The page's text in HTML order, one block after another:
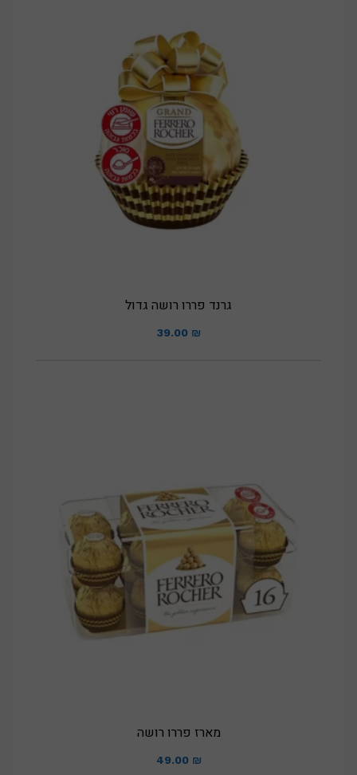
גרנד פררו רושה גדול
39.00 ₪
מארז פררו רושה
49.00 ₪